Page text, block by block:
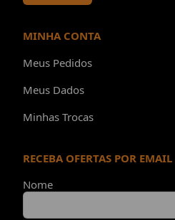
MINHA CONTA
Meus Pedidos
Meus Dados
Minhas Trocas
RECEBA OFERTAS POR EMAIL
Nome